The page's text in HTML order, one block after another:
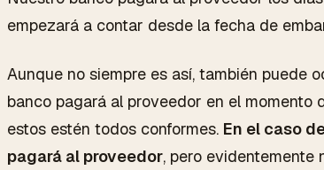
empezará a contar desde la fecha de
Aunque no siempre es así, también puede
banco pagará al proveedor en el
estos estén todos conformes. En el caso
pagará al proveedor, pero evidentemente